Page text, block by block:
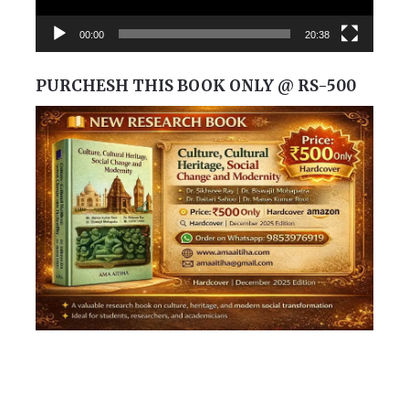
00:00 20:38
PURCHESH THIS BOOK ONLY @ RS-500